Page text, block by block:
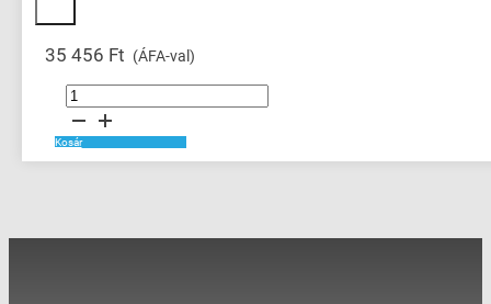
35 456 Ft (ÁFA-val)
3
Pole
Holder
mennyiség
Kosár